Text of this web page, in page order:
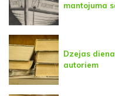
mantojuma
Dzejas
autoriem